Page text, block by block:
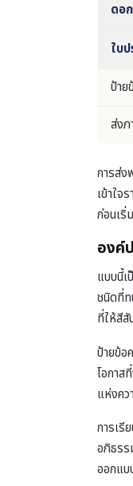
ดอ
ใบ
ป้าย
ส่ง
การส่ง
เข้าใจ
ก่อนเริ่
องค์
แบบนี้เ
ชนิดที่ท
ที่ให้สีสั
ป้ายข้อ
โอกาส
แห่งค
การเรี
อภิธรร
ออกแบ